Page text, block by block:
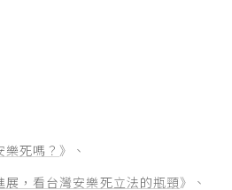
樂死嗎？》、
展，看台灣安樂死立法的瓶頸》、